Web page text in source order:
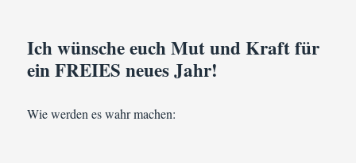
Ich wünsche euch Mut und Kraft für
ein FREIES neues Jahr!
Wie werden es wahr machen: